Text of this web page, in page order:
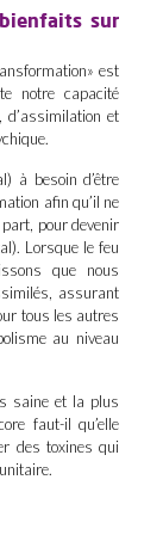
sur
est
notre capacité
d’assimilation et
à besoin d’être
afin qu’il ne
pour devenir
Lorsque le feu
que nous
assurant
tous les autres
au niveau
saine et la plus
faut-il qu’elle
des toxines qui